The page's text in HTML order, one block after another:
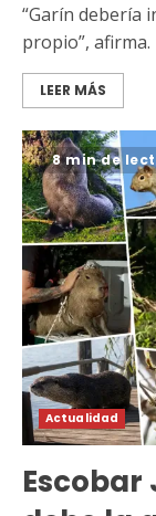
“Garín debería
propio”, afirma.
LEER MÁS
8 min de
Actualidad
Escobar